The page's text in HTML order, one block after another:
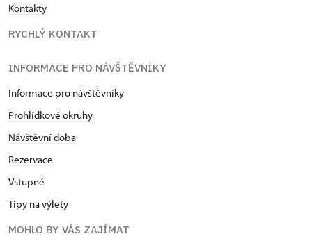
Kontakty
RYCHLÝ KONTAKT
INFORMACE PRO NÁVŠTĚVNÍKY
Informace pro návštěvníky
Prohlídkové okruhy
Návštěvní doba
Rezervace
Vstupné
Tipy na výlety
MOHLO BY VÁS ZAJÍMAT